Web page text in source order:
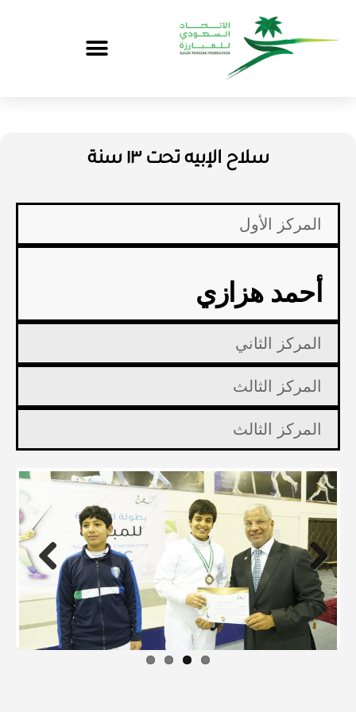
سلاح الإبيه تحت ١٣ سنة
المركز الأول
أحمد هزازي
المركز الثاني
المركز الثالث
المركز الثالث
Previous Next